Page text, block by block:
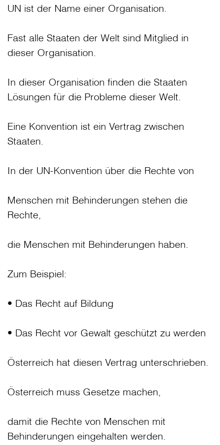
UN ist der Name einer Organisation.
Fast alle Staaten der Welt sind Mitglied in
dieser Organisation.
In dieser Organisation finden die Staaten
Lösungen für die Probleme dieser Welt.
Eine Konvention ist ein Vertrag zwischen
Staaten.
In der UN-Konvention über die Rechte von
Menschen mit Behinderungen stehen die
Rechte,
die Menschen mit Behinderungen haben.
Zum Beispiel:
• Das Recht auf Bildung
• Das Recht vor Gewalt geschützt zu werden
Österreich hat diesen Vertrag unterschrieben.
Österreich muss Gesetze machen,
damit die Rechte von Menschen mit
Behinderungen eingehalten werden.